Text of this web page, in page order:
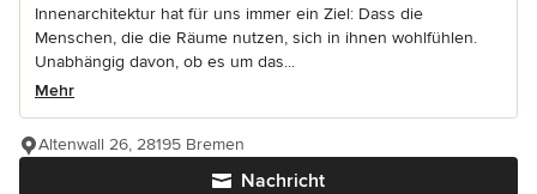
Innenarchitektur hat für uns immer ein Ziel: Dass die
Menschen, die die Räume nutzen, sich in ihnen wohlfühlen.
Unabhängig davon, ob es um das...
Mehr
Nachricht
Altenwall 26, 28195 Bremen